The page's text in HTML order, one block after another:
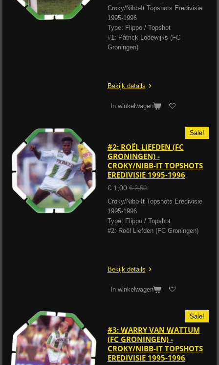
Croky/Nibb-It Topshots Eredivisie
1995-1996
Type: Flippo / Topshot
#1: Patrick Lodewijks (FC
Groningen)
Bekijk details
In winkelwagen
Sale!
#2: ROËL LIEFDEN (FC
GRONINGEN) -
CROKY/NIBB-IT TOPSHOTS
EREDIVISIE 1995-1996
€ 1,00 € 2,50
Croky/Nibb-It Topshots Eredivisie
1995-1996
Type: Flippo / Topshot
#2: Roël Liefden (FC Groningen)
Bekijk details
In winkelwagen
Sale!
#3: WARRY VAN WATTUM
(FC GRONINGEN) -
CROKY/NIBB-IT TOPSHOTS
EREDIVISIE 1995-1996